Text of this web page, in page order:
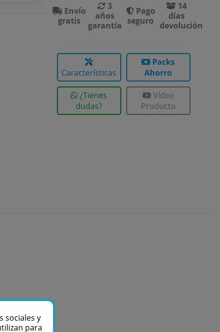
Envío
gratis
3
años
garantía
Pago
seguro
14
días
devolución
Características
Packs
Ahorro
¿Tienes
dudas?
Vídeo
Producto
sociales y
para